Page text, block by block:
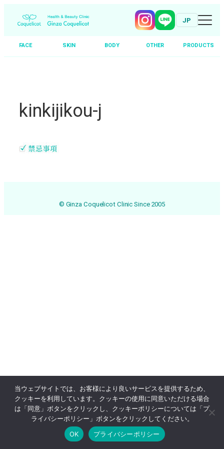
JP
FACE SKIN BODY OTHER PRODUCTS
Online Reservation 03-3569-1233
kinkijikou-j
© Ginza Coquelicot Clinic Since 2005
当ウェブサイトでは、お客様により良いサービスを提供するため、
クッキーを利用しています。クッキーの使用に同意いただける場合
は「同意」ボタンをクリックし、クッキーポリシーについては「プ
ライバシーポリシー」ボタンをクリックしてください。
OK
プライバシーポリシー